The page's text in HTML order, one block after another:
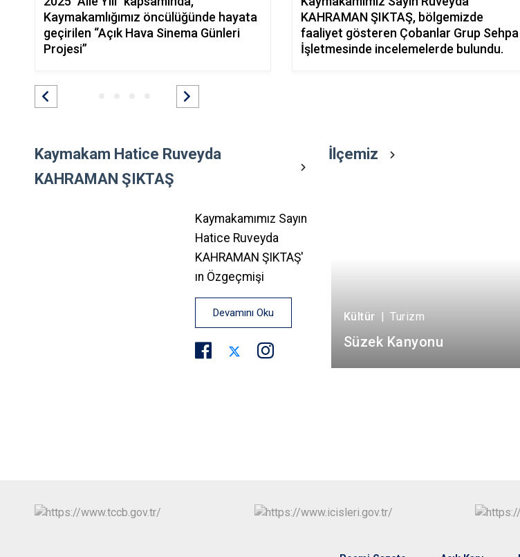
Kaymakamlığımız öncülüğünde hayata
geçirilen “Açık Hava Sinema Günleri
Projesi”
KAHRAMAN ŞIKTAŞ, bölgemizde
faaliyet gösteren Çobanlar Grup Sehpa
İşletmesinde incelemelerde bulundu.
Kaymakam Hatice Ruveyda
KAHRAMAN ŞIKTAŞ
Kaymakamımız Sayın
Hatice Ruveyda
KAHRAMAN ŞIKTAŞ'
ın Özgeçmişi
Devamını Oku
İlçemiz
Kültür | Turizm
Süzek Kanyonu